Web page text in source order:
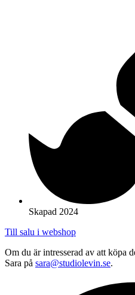
Skapad 2024
Till salu i webshop
Om du är intresserad av att köpa
Sara på sara@studiolevin.se.